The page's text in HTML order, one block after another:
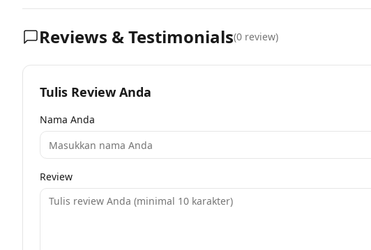
Reviews & Testimonials(0 review)
Tulis Review Anda
Nama Anda
Review